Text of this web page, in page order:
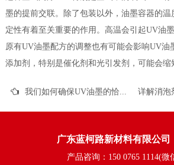
墨的提前交联。除了包装以外，油墨容器的温
定性有着至关重要的作用。高温会引起UV油
原有UV油墨配方的调整也有可能会影响UV油
添加剂，特别是催化剂和光引发剂，可能会缩
详解消泡
广东蓝柯路新材料有限公司
产品咨询：150 0765 1114(微